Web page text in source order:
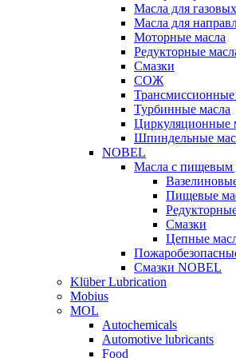
Масла для
Масла для
Моторные масла
Редукторные
Смазки
СОЖ
Трансмиссионные
Турбинные масла
Циркуляционные
Шпиндельные
NOBEL
Масла с пищевым
Пищевые
Смазки
Цепные
Смазки NOBEL
Klüber Lubrication
Mobius
MOL
Autochemicals
Automotive lubricants
Food